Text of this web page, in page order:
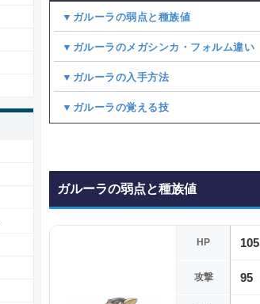
▼ガルーラの弱点と種族値
▼ガルーラのメガシンカ・フォルム違い
▼ガルーラの入手方法
▼ガルーラの覚える技
ガルーラの弱点と種族値
HP 105
攻撃 95